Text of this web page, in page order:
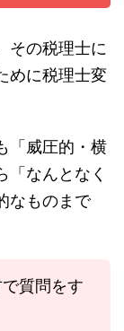
その税理士に
めに税理士変
「威圧的・横
「なんとなく
なものまで
質問をす